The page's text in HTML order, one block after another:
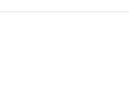
：非常有特色，值得喜愛美型工